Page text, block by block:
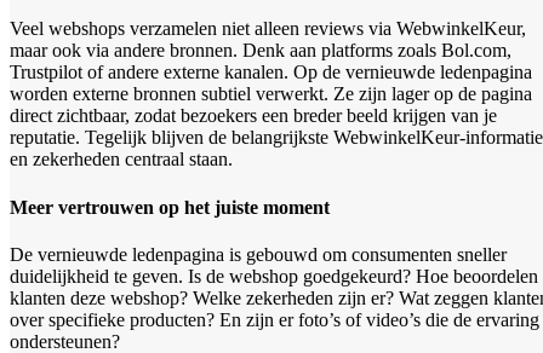
Veel webshops verzamelen niet alleen reviews via WebwinkelKeur,
maar ook via andere bronnen. Denk aan platforms zoals Bol.com,
Trustpilot of andere externe kanalen. Op de vernieuwde ledenpagina
worden externe bronnen subtiel verwerkt. Ze zijn lager op de pagina
direct zichtbaar, zodat bezoekers een breder beeld krijgen van je
reputatie. Tegelijk blijven de belangrijkste WebwinkelKeur-informatie
en zekerheden centraal staan.
Meer vertrouwen op het juiste moment
De vernieuwde ledenpagina is gebouwd om consumenten sneller
duidelijkheid te geven. Is de webshop goedgekeurd? Hoe beoordelen
klanten deze webshop? Welke zekerheden zijn er? Wat zeggen
over specifieke producten? En zijn er foto’s of video’s die de ervaring
ondersteunen?